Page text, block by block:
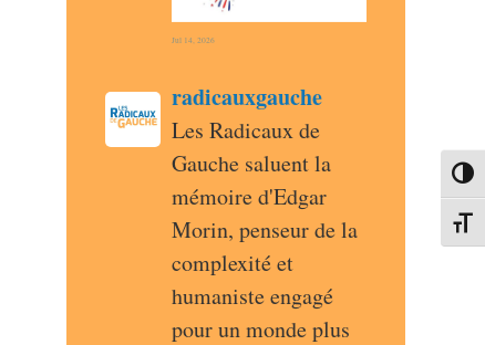
Jul 14, 2026
radicauxgauche avatar
radicauxgauchepost
Les Radicaux de
Gauche saluent la
mémoire d'Edgar
Morin, penseur de la
complexité et
humaniste engagé
pour un monde plus